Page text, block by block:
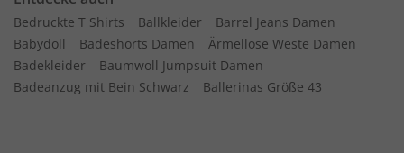
Bedruckte T Shirts Ballkleider
Barrel Jeans Damen
Babydoll
Badeshorts Damen
Ärmellose Weste Damen
Badekleider
Baumwoll Jumpsuit Damen
Badeanzug mit Bein Schwarz
Ballerinas Größe 43